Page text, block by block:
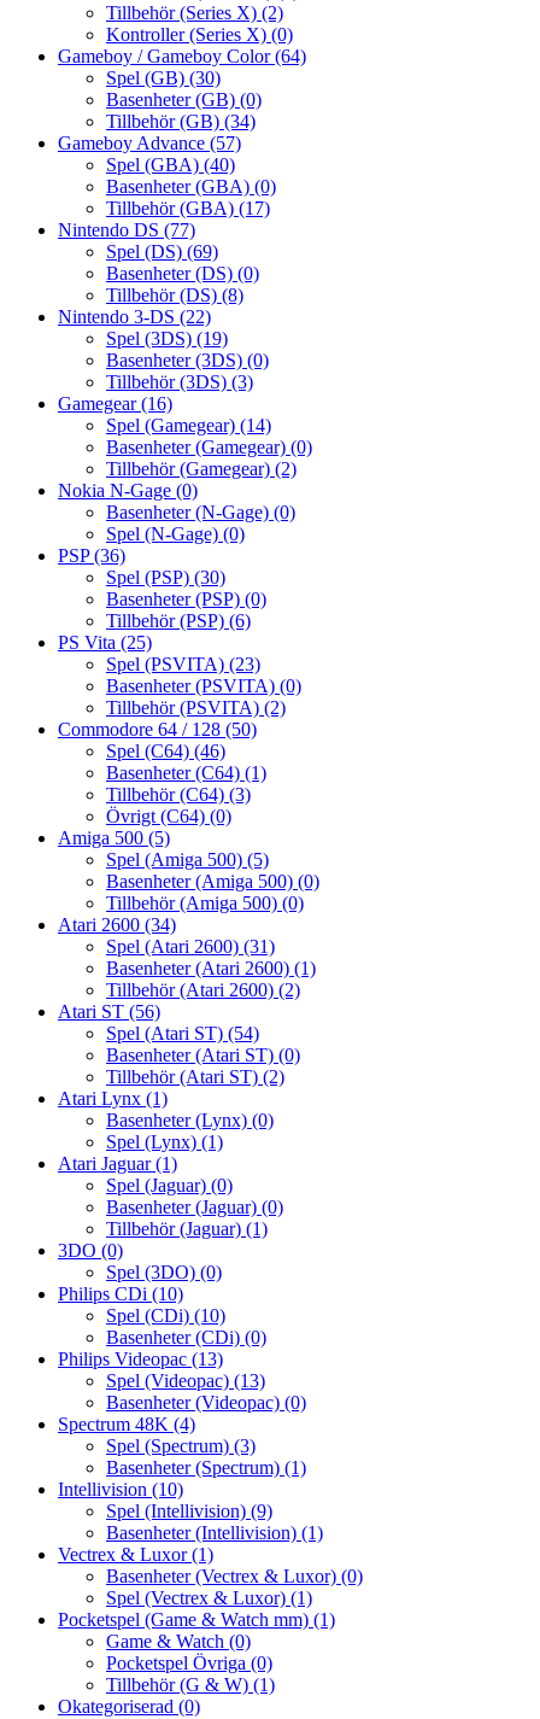
Tillbehör (Series X) (2)
Kontroller (Series X) (0)
Gameboy / Gameboy Color(64)
Spel (GB) (30)
Basenheter (GB) (0)
Tillbehör (GB) (34)
Gameboy Advance (57)
Spel (GBA) (40)
Basenheter (GBA) (0)
Tillbehör (GBA) (17)
Nintendo DS (77)
Spel (DS) (69)
Basenheter (DS) (0)
Tillbehör (DS) (8)
Nintendo 3-DS (22)
Spel (3DS) (19)
Basenheter (3DS) (0)
Tillbehör (3DS) (3)
Gamegear(16)
Spel (Gamegear) (14)
Basenheter (Gamegear) (0)
Tillbehör (Gamegear) (2)
Nokia N-Gage (0)
Basenheter (N-Gage) (0)
Spel (N-Gage) (0)
PSP(36)
Spel (PSP) (30)
Basenheter (PSP) (0)
Tillbehör (PSP) (6)
PS Vita (25)
Spel (PSVITA) (23)
Basenheter (PSVITA) (0)
Tillbehör (PSVITA) (2)
Commodore 64 / 128 (50)
Spel (C64) (46)
Basenheter (C64) (1)
Tillbehör (C64) (3)
Övrigt (C64) (0)
Amiga 500 (5)
Spel (Amiga 500) (5)
Basenheter (Amiga 500) (0)
Tillbehör (Amiga 500) (0)
Atari 2600 (34)
Spel (Atari 2600) (31)
Basenheter (Atari 2600) (1)
Tillbehör (Atari 2600) (2)
Atari ST (56)
Spel (Atari ST) (54)
Basenheter (Atari ST) (0)
Tillbehör (Atari ST) (2)
Atari Lynx (1)
Basenheter (Lynx) (0)
Spel (Lynx) (1)
Atari Jaguar(1)
Spel (Jaguar) (0)
Basenheter (Jaguar) (0)
Tillbehör (Jaguar) (1)
3DO (0)
Spel (3DO) (0)
Philips CDi (10)
Spel (CDi) (10)
Basenheter (CDi) (0)
Philips Videopac (13)
Spel (Videopac) (13)
Basenheter (Videopac) (0)
Spectrum 48K (4)
Spel (Spectrum) (3)
Basenheter (Spectrum) (1)
Intellivision (10)
Spel (Intellivision) (9)
Basenheter (Intellivision) (1)
Vectrex & Luxor(1)
Basenheter (Vectrex & Luxor) (0)
Spel (Vectrex & Luxor) (1)
Pocketspel (Game & Watch mm) (1)
Game & Watch (0)
Pocketspel Övriga (0)
Tillbehör (G & W) (1)
Okategoriserad (0)